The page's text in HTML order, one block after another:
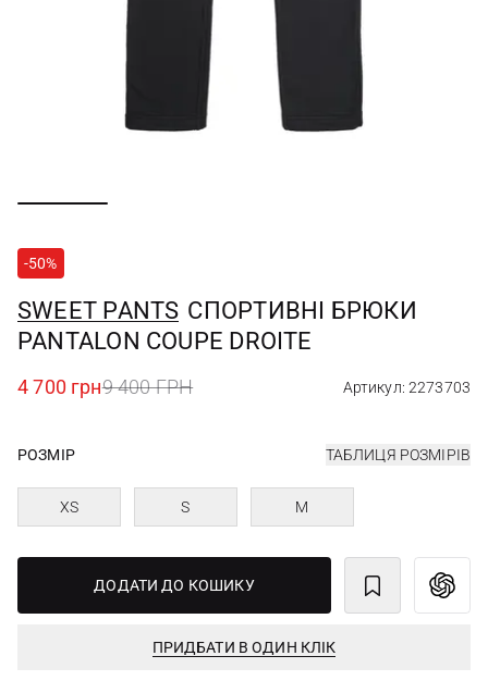
-50%
SWEET PANTS СПОРТИВНІ БРЮКИ
PANTALON COUPE DROITE
4 700 грн9 400 ГРН Артикул: 2273703
РОЗМІР ТАБЛИЦЯ РОЗМІРІВ
XS S M
ДОДАТИ ДО КОШИКУ
ПРИДБАТИ В ОДИН КЛІК